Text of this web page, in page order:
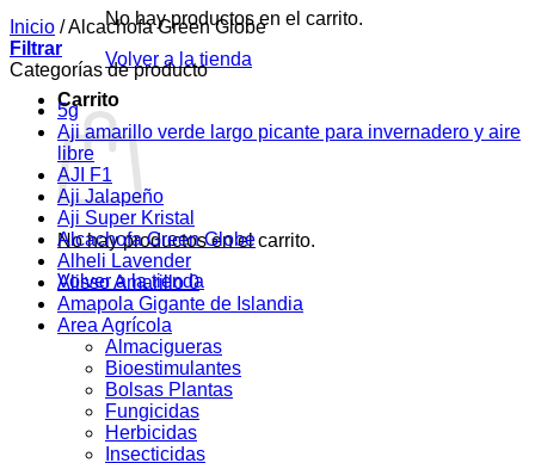
No hay productos en el carrito.
Volver a la tienda
Carrito
No hay productos en el carrito.
Volver a la tienda
Inicio /Alcachofa Green Globe
Filtrar
Categorías de producto
5g
Aji amarillo verde largo picante para invernadero y aire
libre
AJI F1
Aji Jalapeño
Aji Super Kristal
Alcachofa Green Globe
Alheli Lavender
Alisso Amarillo 0
Amapola Gigante de Islandia
Area Agrícola
Almacigueras
Bioestimulantes
Bolsas Plantas
Fungicidas
Herbicidas
Insecticidas